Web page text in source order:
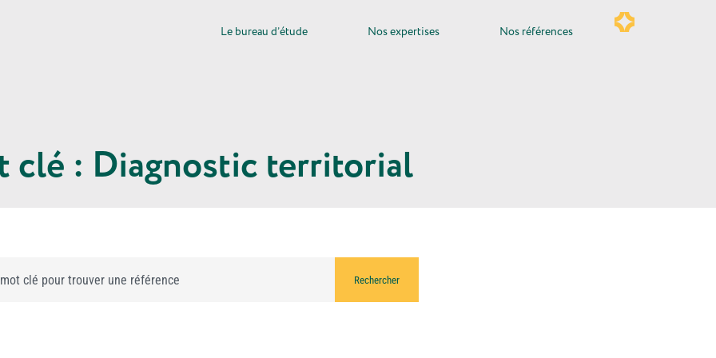
Le bureau d’étude Nos expertises Nos références
clé : Diagnostic territorial
Rechercher